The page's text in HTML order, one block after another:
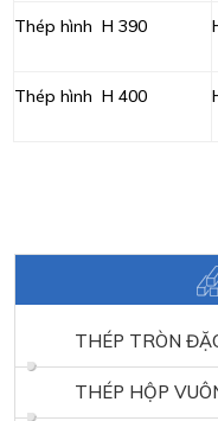
Thép hình H 390
Thép hình H 400
THÉP TRÒN
THÉP HỘP